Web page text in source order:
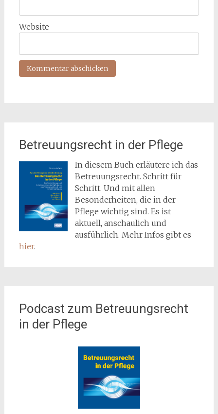
Website
Betreuungsrecht in der Pflege
In diesem Buch erläutere ich das
Betreuungsrecht. Schritt für
Schritt. Und mit allen
Besonderheiten, die in der
Pflege wichtig sind. Es ist
aktuell, anschaulich und
ausführlich. Mehr Infos gibt es
hier.
Podcast zum Betreuungsrecht
in der Pflege